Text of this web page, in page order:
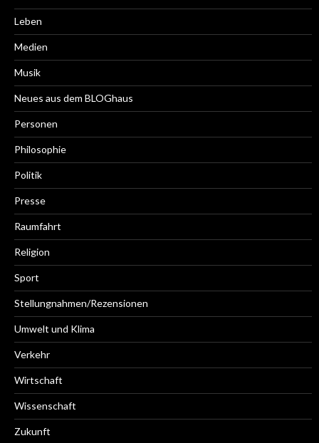
Leben
Medien
Musik
Neues aus dem BLOGhaus
Personen
Philosophie
Politik
Presse
Raumfahrt
Religion
Sport
Stellungnahmen/Rezensionen
Umwelt und Klima
Verkehr
Wirtschaft
Wissenschaft
Zukunft